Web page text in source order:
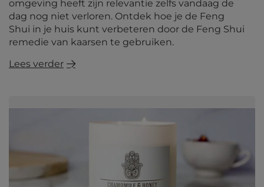
omgeving heeft zijn relevantie zelfs vandaag de
dag nog niet verloren. Ontdek hoe je de Feng
Shui in je huis kunt verbeteren door de Feng Shui
remedie van kaarsen te gebruiken.
Lees verder